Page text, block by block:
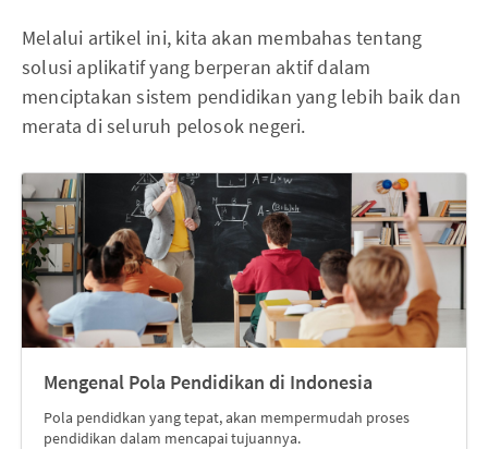
Melalui artikel ini, kita akan membahas tentang
solusi aplikatif yang berperan aktif dalam
menciptakan sistem pendidikan yang lebih baik dan
merata di seluruh pelosok negeri.
Mengenal Pola Pendidikan di Indonesia
Pola pendidkan yang tepat, akan mempermudah proses
pendidikan dalam mencapai tujuannya.